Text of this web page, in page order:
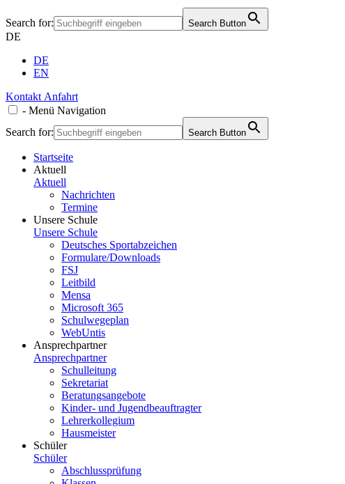
Search for: Search Button
DE
DE
EN
Kontakt Anfahrt
- Menü Navigation
Search for:
Search Button
Startseite
Aktuell
Aktuell
Nachrichten
Termine
Unsere Schule
Unsere Schule
Deutsches Sportabzeichen
Formulare/Downloads
FSJ
Leitbild
Mensa
Microsoft 365
Schulwegeplan
WebUntis
Ansprechpartner
Ansprechpartner
Schulleitung
Sekretariat
Beratungsangebote
Kinder- und Jugendbeauftragter
Lehrerkollegium
Hausmeister
Schüler
Schüler
Abschlussprüfung